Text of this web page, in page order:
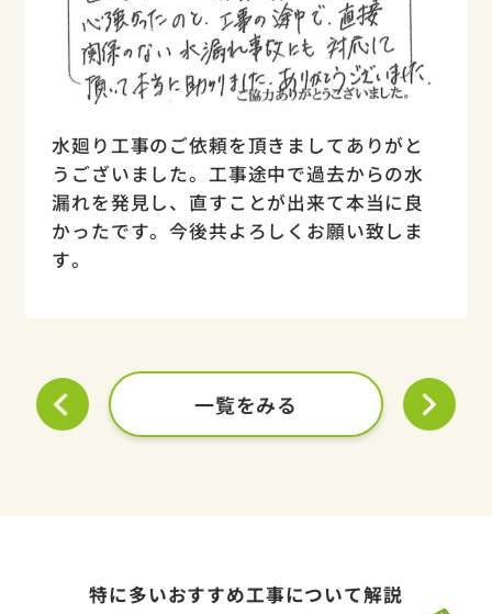
水廻り工事のご依頼を頂きましてありがと
うございました。工事途中で過去からの水
漏れを発見し、直すことが出来て本当に良
かったです。今後共よろしくお願い致しま
す。
一覧をみる
特に多いおすすめ工事について解説